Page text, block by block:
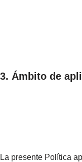
3. Ámbito de
La presente Política